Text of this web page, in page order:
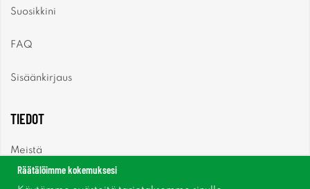
Suosikkini
FAQ
Sisäänkirjaus
TIEDOT
Meistä
Uutiset
Räätälöimme kokemuksesi